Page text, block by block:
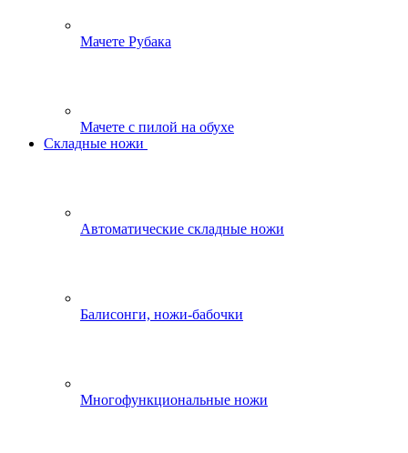
Мачете Рубака
Мачете с пилой на обухе
Складные ножи
Автоматические складные ножи
Балисонги, ножи-бабочки
Многофункциональные ножи